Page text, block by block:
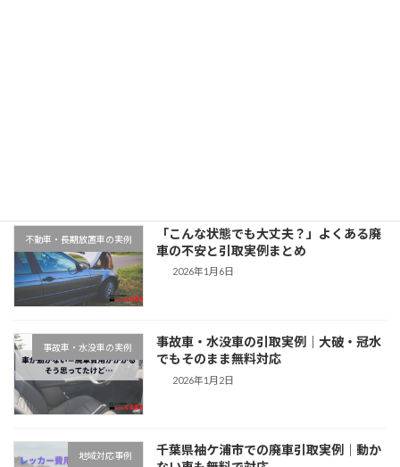
不動車・長期放置車の実例
「こんな状態でも大丈夫？」よくある廃
車の不安と引取実例まとめ
2026年1月6日
事故車・水没車の実例
事故車・水没車の引取実例｜大破・冠水
でもそのまま無料対応
2026年1月2日
地域対応事例
千葉県袖ケ浦市での廃車引取実例｜動か